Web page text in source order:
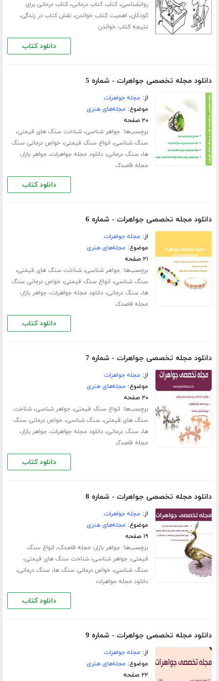
روانشناسی،کتاب کتاب درمانی،کتاب درمانی برای
کودکان، اهمیت کتاب خواندن،نقش کتاب در زندگی،
نتیجه کتاب خواندن
دانلود کتاب
دانلود مجله تخصصی جواهرات - شماره 5
از: مجله جواهرات
موضوع: مجله‌های هنری
۲۰ صفحه
برچسب‌ها: جواهر شناسی،شناخت سنگ های قیمتی،
سنگ شناسی، انواع سنگ قیمتی، خواص درمانی سنگ
ها، سنگ درمانی،دانلود مجله جواهرات، جواهر بازار،
مجله قاصدک
دانلود کتاب
دانلود مجله تخصصی جواهرات - شماره 6
از: مجله جواهرات
موضوع: مجله‌های هنری
۲۱ صفحه
برچسب‌ها: جواهر شناسی،شناخت سنگ های قیمتی،
سنگ شناسی، انواع سنگ قیمتی، خواص درمانی سنگ
ها، سنگ درمانی،دانلود مجله جواهرات، جواهر بازار،
مجله قاصدک
دانلود کتاب
دانلود مجله تخصصی جواهرات - شماره 7
از: مجله جواهرات
موضوع: مجله‌های هنری
۲۰ صفحه
برچسب‌ها: انواع سنگ قیمتی، جواهر شناسی،شناخت
سنگ های قیمتی، سنگ شناسی، خواص درمانی سنگ
ها، سنگ درمانی،دانلود مجله جواهرات، جواهر بازار،
مجله قاصدک
دانلود کتاب
دانلود مجله تخصصی جواهرات - شماره 8
از: مجله جواهرات
موضوع: مجله‌های هنری
۱۹ صفحه
برچسب‌ها: جواهر بازار، مجله قاصدک، انواع سنگ
قیمتی، جواهر شناسی،شناخت سنگ های قیمتی،
سنگ شناسی، خواص درمانی سنگ ها، سنگ درمانی،
دانلود مجله جواهرات
دانلود کتاب
دانلود مجله تخصصی جواهرات - شماره 9
از: مجله جواهرات
موضوع: مجله‌های هنری
۲۲ صفحه